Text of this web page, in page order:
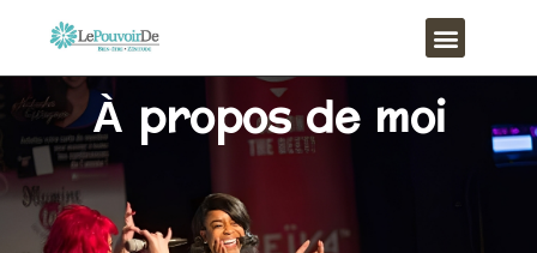
Menu
À propos de moi